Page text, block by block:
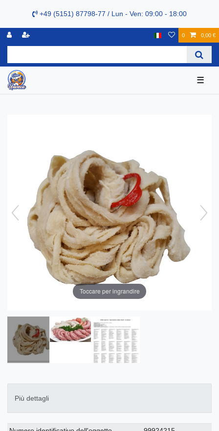
+49 (5151) 87798-77 / Lun - Ven: 09:00 - 18:00
0 0,00 €
☰
Toccare per ingrandire
Più dettagli